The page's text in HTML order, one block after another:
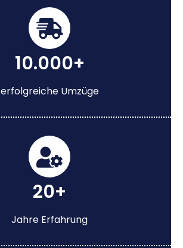
10.000+
erfolgreiche Umzüge
20+
Jahre Erfahrung